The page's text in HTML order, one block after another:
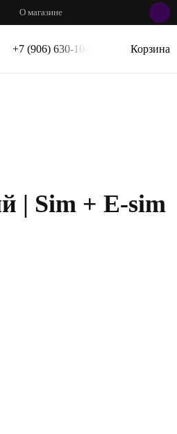
О магазине
+7 (906) 630-10-91 Корзина
| Sim + E-sim